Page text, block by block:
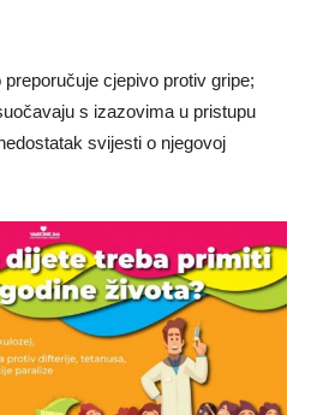
cjepivo protiv gripe;
s izazovima u pristupu
svijesti o njegovoj